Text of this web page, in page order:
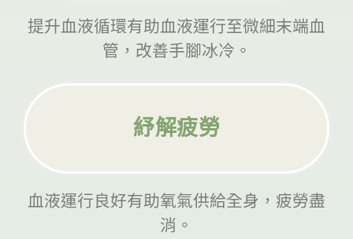
提升血液循環有助血液運行至微細末端血
管，改善手腳冰冷。
紓解疲勞
血液運行良好有助氧氣供給全身，疲勞盡
消。